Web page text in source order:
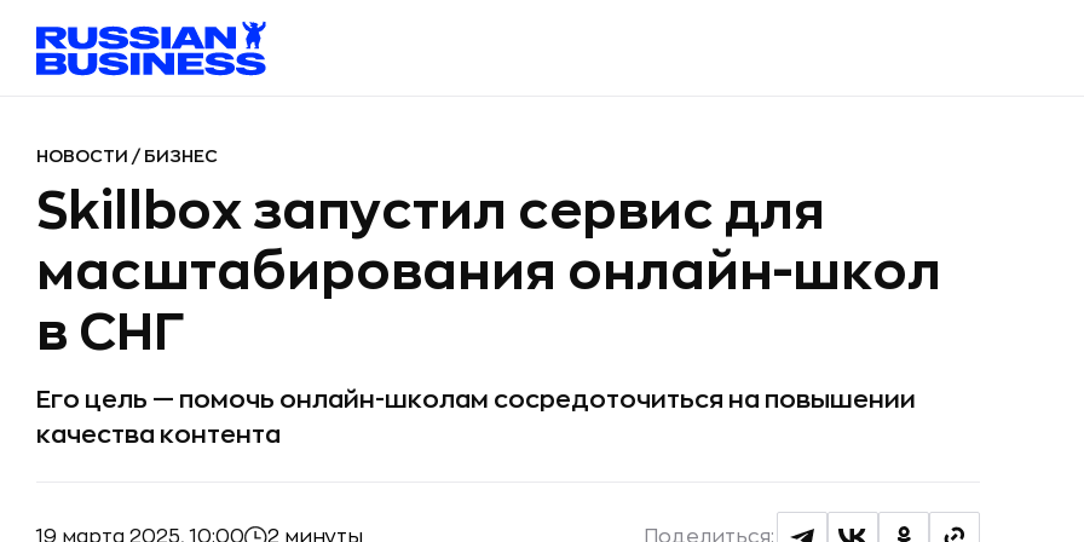
НОВОСТИ / БИЗНЕС
Skillbox запустил сервис для
масштабирования онлайн-школ
в СНГ
Его цель — помочь онлайн-школам сосредоточиться на повышении
качества контента
19 марта 2025, 10:00 2 минуты Поделиться: